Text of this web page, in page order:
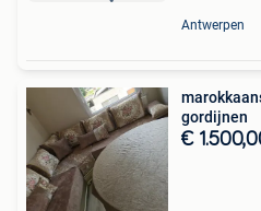
Antwerpen
gordijnen
€